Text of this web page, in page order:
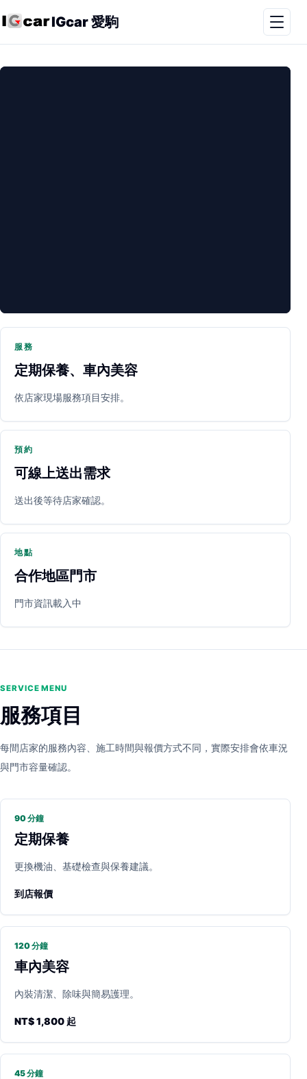
IGcar 愛駒
PARTNER SHOP
立即預約 開啟地圖 其他店家
服務
定期保養、車內美容
依店家現場服務項目安排。
預約
可線上送出需求
送出後等待店家確認。
地點
合作地區門市
門市資訊載入中
SERVICE MENU
服務項目
每間店家的服務內容、施工時間與報價方式不同，實際安排會依車況
與門市容量確認。
90 分鐘
定期保養
更換機油、基礎檢查與保養建議。
到店報價
120 分鐘
車內美容
內裝清潔、除味與簡易護理。
NT$ 1,800 起
45 分鐘